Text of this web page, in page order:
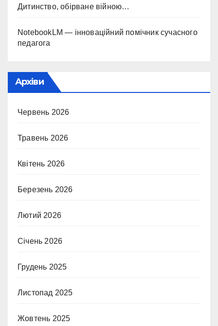
Дитинство, обірване війною…
NotebookLM — інноваційний помічник сучасного
педагога
Архіви
Червень 2026
Травень 2026
Квітень 2026
Березень 2026
Лютий 2026
Січень 2026
Грудень 2025
Листопад 2025
Жовтень 2025